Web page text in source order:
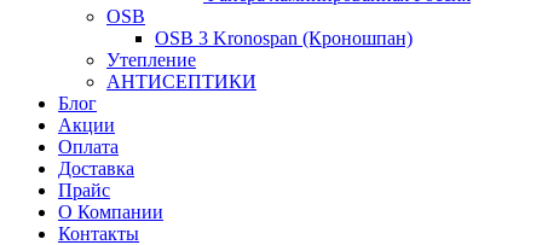
OSB
OSB 3 Kronospan (Кроношпан)
Утепление
АНТИСЕПТИКИ
Блог
Акции
Оплата
Доставка
Прайс
О Компании
Контакты